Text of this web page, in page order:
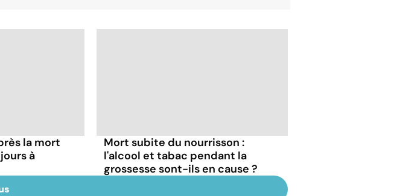
la mort
à
Mort subite du nourrisson :
l'alcool et tabac pendant la
grossesse sont-ils en cause ?